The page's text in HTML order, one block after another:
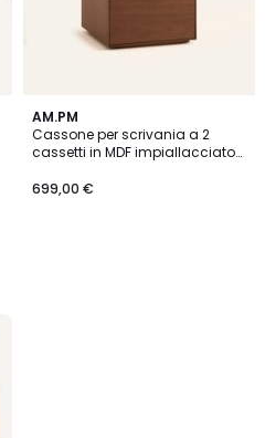
AM.PM
Cassone per scrivania a 2
cassetti in MDF impiallacciato
699,00 €